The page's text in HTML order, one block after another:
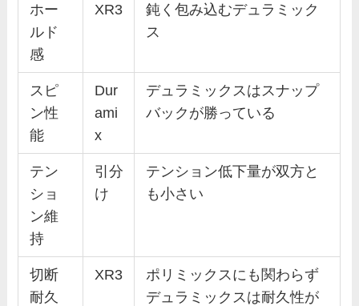
ホー
ルド
感
XR3
鈍く包み込むデュラミック
ス
スピ
ン性
能
Dur
ami
x
デュラミックスはスナップ
バックが勝っている
テン
ショ
ン維
持
引分
け
テンション低下量が双方と
も小さい
切断
耐久
XR3
ポリミックスにも関わらず
デュラミックスは耐久性が